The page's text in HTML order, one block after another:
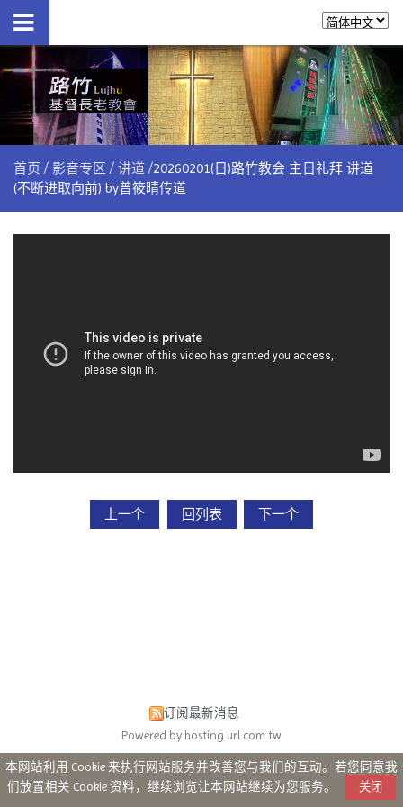
首页 影音专区 讲道 20260201(日)路竹教会 主日礼拜 讲道
(不断进取向前) by曾筱晴传道
上一个 回列表 下一个
订阅最新消息
Powered by hosting.url.com.tw
本网站利用 Cookie 来执行网站服务并改善您与我们的互动。若您同意我
们放置相关 Cookie 资料，继续浏览让本网站继续为您服务。